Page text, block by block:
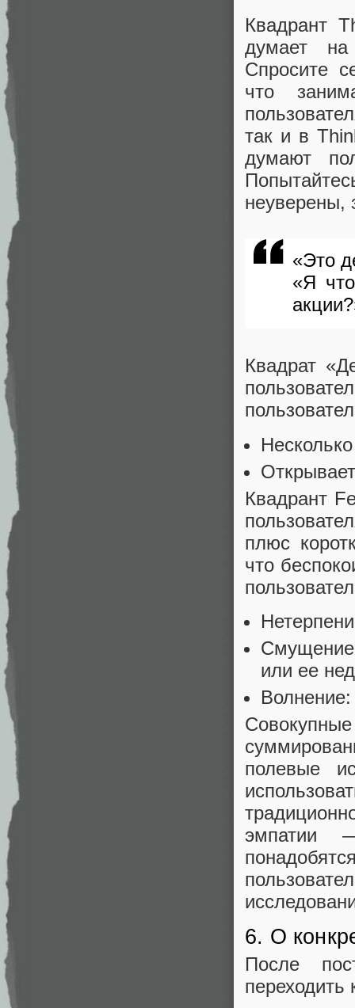
Квадрант
думает на
Спросите
что
так и в
думают
неуверены,
«Это
«Я
Квадрат
Квадрант
плюс
что
или ее
Волнение:
полевые
эмпатии
6. О
После
переходить